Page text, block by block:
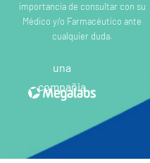
importancia de consultar con su
Médico y/o Farmacéutico ante
cualquier duda.
una
compañia